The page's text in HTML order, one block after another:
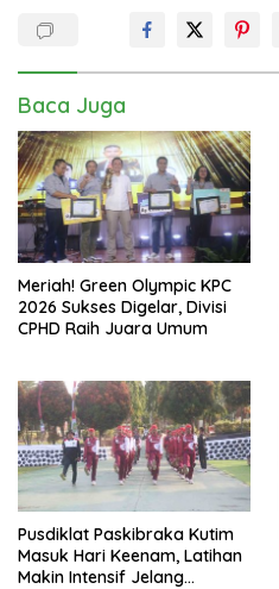
Baca Juga
Meriah! Green Olympic KPC
2026 Sukses Digelar, Divisi
CPHD Raih Juara Umum
Pusdiklat Paskibraka Kutim
Masuk Hari Keenam, Latihan
Makin Intensif Jelang